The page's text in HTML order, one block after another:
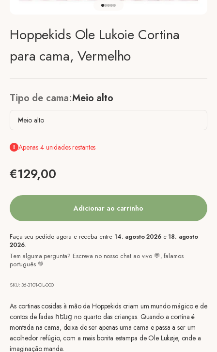
Ir para o elemento 1
Ir para o elemento 2
Ir para o elemento 3
Ir para o elemento 4
Ir para o elemento 5
Hoppekids Ole Lukoie Cortina
para cama, Vermelho
Tipo de cama:Meio alto
Meio alto
Apenas 4 unidades restantes
Preço de venda
€129,00
Adicionar ao carrinho
Faça seu pedido agora e receba entre 14. agosto 2026e 18. agosto
2026.
Tem alguma pergunta? Escreva no nosso chat ao vivo 💬, falamos
português 💚
SKU: 36-3101-OL-000
As cortinas cosidas à mão da Hoppekids criam um mundo mágico e de
contos de fadas հենց no quarto das crianças. Quando a cortina é
montada na cama, deixa de ser apenas uma cama e passa a ser um
acolhedor refúgio, com a mais bonita estampa de Ole Lukøje, onde a
imaginação manda.